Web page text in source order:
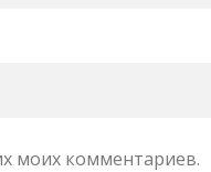
моих комментариев.